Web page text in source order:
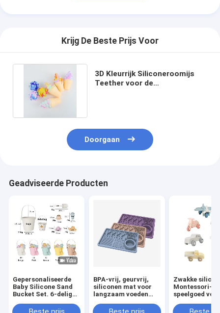
Krijg De Beste Prijs Voor
3D Kleurrijk Siliconeroomijs
Teether voor de
Doorgaan
Geadviseerde Producten
Gepersonaliseerde
Baby Silicone Sand
Bucket Set. 6-delige
met malen en schop.
BPA-vrij, geurvrij,
siliconen mat voor
langzaam voeden
Zwakke
Montessori-
speelgoed